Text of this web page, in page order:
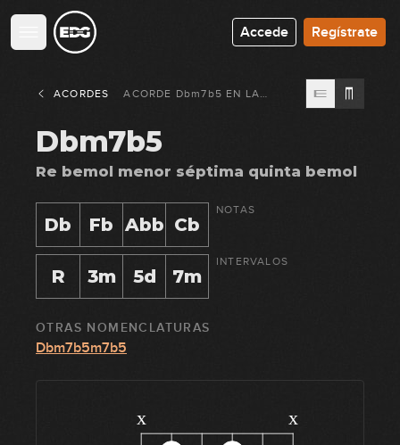
Accede Regístrate
ACORDES ACORDE Dbm7b5 EN LA
Dbm7b5
Re bemol menor séptima quinta bemol
Db Fb Abb Cb
NOTAS
R 3m 5d 7m
INTERVALOS
OTRAS NOMENCLATURAS
Dbm7b5m7b5
x x